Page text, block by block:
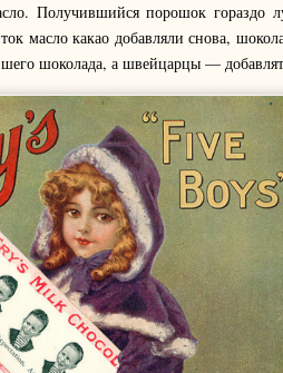
Получившийся порошок гораздо
масло какао добавляли снова,
шоколада, а швейцарцы —